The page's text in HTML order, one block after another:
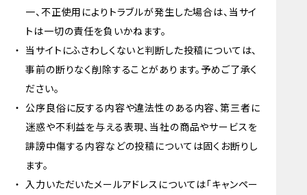
一、不正使用によりトラブルが発生した場合は、当サイ
トは一切の責任を負いかねます。
当サイトにふさわしくないと判断した投稿については、
事前の断りなく削除することがあります。予めご了承く
ださい。
公序良俗に反する内容や違法性のある内容、第三者に
迷惑や不利益を与える表現、当社の商品やサービスを
誹謗中傷する内容などの投稿については固くお断りし
ます。
入力いただいたメールアドレスについては「キャンペー